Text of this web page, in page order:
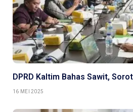
DPRD Kaltim Bahas Sawit,
16 MEI 2025